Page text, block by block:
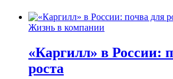
Жизнь в компании
«Каргилл» в России:
роста